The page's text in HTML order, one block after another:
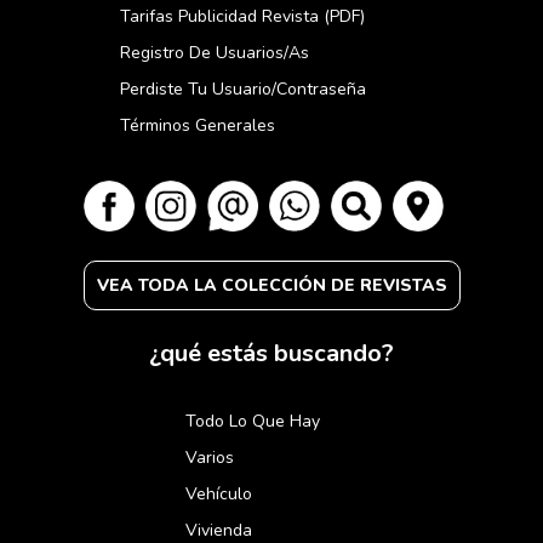
Tarifas Publicidad Revista (PDF)
Registro De Usuarios/as
Perdiste Tu Usuario/contraseña
Términos Generales
VEA TODA LA COLECCIÓN DE REVISTAS
¿qué estás buscando?
Todo Lo Que Hay
Varios
Vehículo
Vivienda